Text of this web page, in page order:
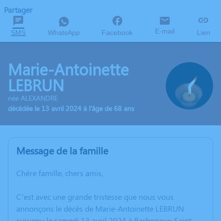
Partager
SMS WhatsApp Facebook E-mail Lien
Marie-Antoinette
LEBRUN
née ALEXANDRE
décédée le 13 avril 2024 à l'âge de 68 ans
Message de la famille
Chère famille, chers amis,
C’est avec une grande tristesse que nous vous
annonçons le décès de Marie-Antoinette LEBRUN